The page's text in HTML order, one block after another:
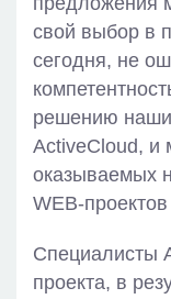
свой выбор в
сегодня, не
решению
ActiveCloud, и
оказываемых
WEB-
Специалисты
проекта, в